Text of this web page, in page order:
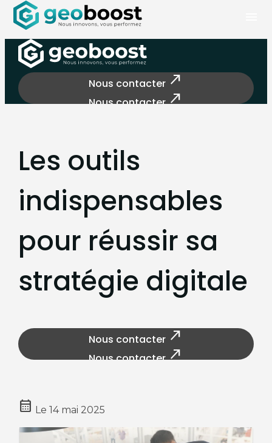
Nous contacter north_east
Nous contacternorth_east
Les outils
indispensables
pour réussir sa
stratégie digitale
Nous contacter north_east
Nous contacternorth_east
calendar_month Le 14 mai 2025
Panneau de gestion des cookies